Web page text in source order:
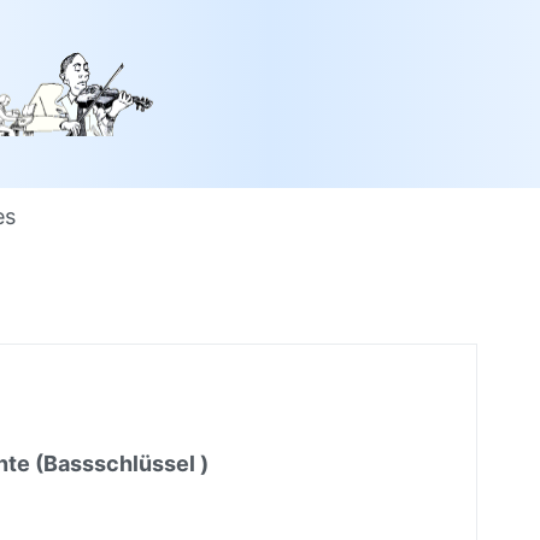
(Bassschlüssel )